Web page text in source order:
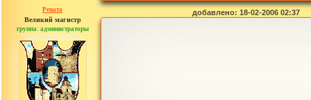
Рената
Великий магистр
группа: администраторы
сообщений: 30442
добавлено: 18-02-2006 02:37